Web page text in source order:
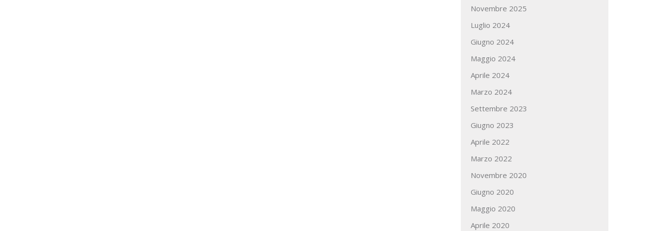
Novembre 2025
Luglio 2024
Giugno 2024
Maggio 2024
Aprile 2024
Marzo 2024
Settembre 2023
Giugno 2023
Aprile 2022
Marzo 2022
Novembre 2020
Giugno 2020
Maggio 2020
Aprile 2020